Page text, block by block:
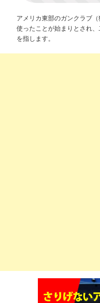
アメリカ東部のガンクラブ
使ったことが始まりとされ
を指します。